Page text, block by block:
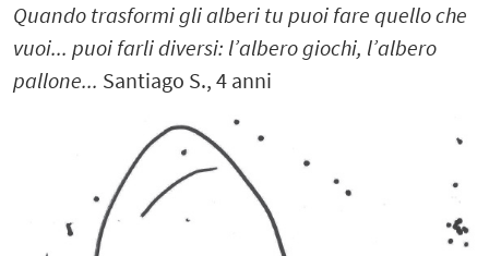
Quando trasformi gli alberi tu puoi fare quello che
vuoi... puoi farli diversi: l’albero giochi, l’albero
pallone... Santiago S., 4 anni